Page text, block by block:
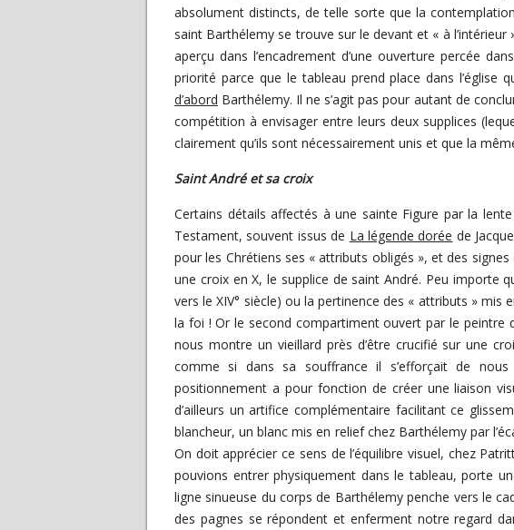
absolument distincts, de telle sorte que la
saint Barthélemy se trouve sur le devant et « à
aperçu dans l’encadrement d’une ouverture percée
priorité parce que le tableau prend place dans l’église
d’abord Barthélemy. Il ne s’agit pas pour autant de
compétition à envisager entre leurs deux supplices
clairement qu’ils sont nécessairement unis et que la
Saint André et sa croix
Certains détails affectés à une sainte Figure par la
Testament, souvent issus de La légende dorée de
pour les Chrétiens ses « attributs obligés », et des
une croix en X, le supplice de saint André. Peu importe
vers le XIV° siècle) ou la pertinence des « attributs » mis
la foi ! Or le second compartiment ouvert par le peintre
nous montre un vieillard près d’être crucifié sur une
comme si dans sa souffrance il s’efforçait de
positionnement a pour fonction de créer une liaison
d’ailleurs un artifice complémentaire facilitant ce
blancheur, un blanc mis en relief chez Barthélemy par
On doit apprécier ce sens de l’équilibre visuel, chez
pouvions entrer physiquement dans le tableau, porte
ligne sinueuse du corps de Barthélemy penche vers le
des pagnes se répondent et enferment notre regard